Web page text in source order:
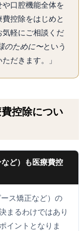
口腔機能全体を
控除をはじめと
気軽にご相談くだ
のために〜という
だきます。」
控除につい
ど）も医療費控
ス矯正など）の
まるわけではあり
イントとなりま